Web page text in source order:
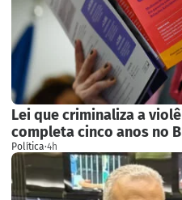
Lei que criminaliza a
completa cinco anos no
Política·4h